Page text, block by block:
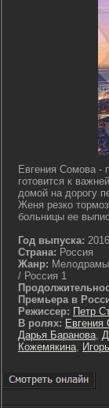
Евгения Сомова -
готовится к
домой на дорогу
Женя резко
больницы ее
Год выпуска: 2016
Страна: Россия
Жанр:
/ Россия 1
Премьера в
Режиссер: Петр
В ролях: Евгения
Дарья Баранова,
Кожемякина,